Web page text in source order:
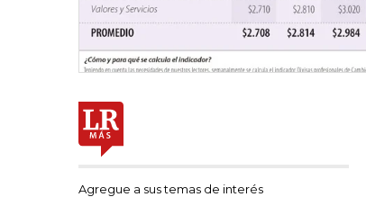
Agregue a sus temas de interés